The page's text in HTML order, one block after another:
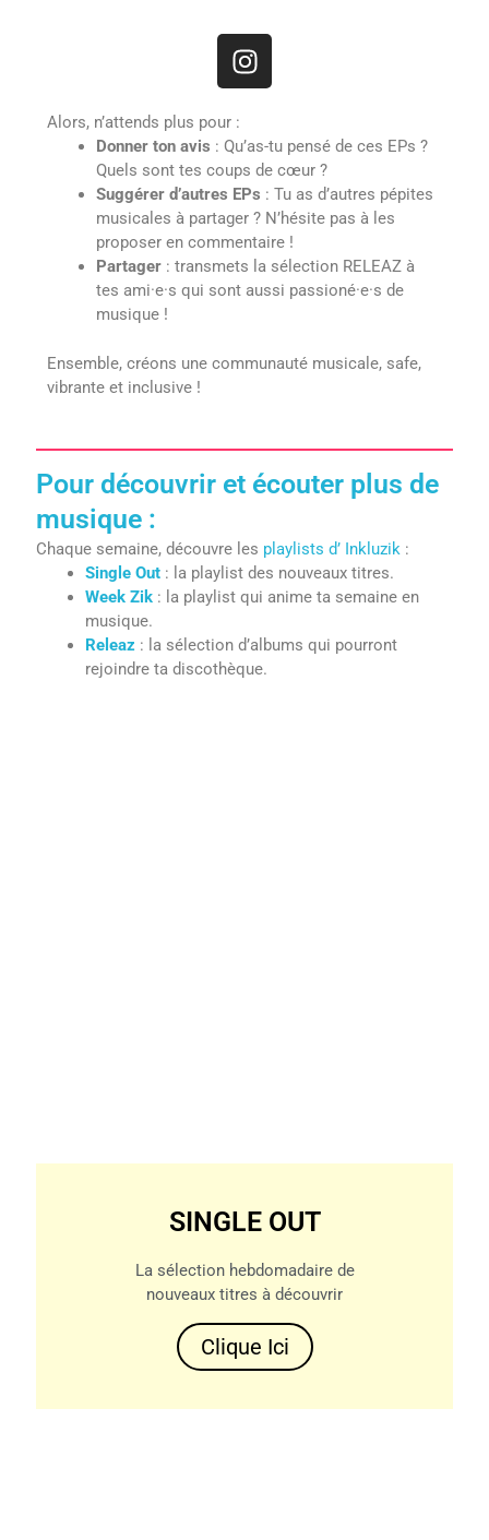
I
n
a
g
r
a
m
Alors, n’attends plus pour :
Donner ton avis : Qu’as-tu pensé de ces EPs ?
Quels sont tes coups de cœur ? ️
Suggérer d’autres EPs : Tu as d’autres pépites
musicales à partager ? N’hésite pas à les
proposer en commentaire !
Partager : transmets la sélection RELEAZ à
tes ami·e·s qui sont aussi passioné·e·s de
musique !
Ensemble, créons une communauté musicale, safe,
vibrante et inclusive !
Pour découvrir et écouter plus de
musique :
Chaque semaine, découvre les playlists d’ Inkluzik :
Single Out : la playlist des nouveaux titres.
Week Zik : la playlist qui anime ta semaine en
musique.
Releaz : la sélection d’albums qui pourront
rejoindre ta discothèque.
SINGLE OUT
La sélection hebdomadaire de
nouveaux titres à découvrir
Clique Ici